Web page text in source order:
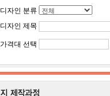
디자인 분류
디자인 제목
가격대 선택